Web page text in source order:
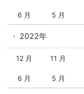
6 月 5 月
2022年
12 月 11 月
6 月 5 月